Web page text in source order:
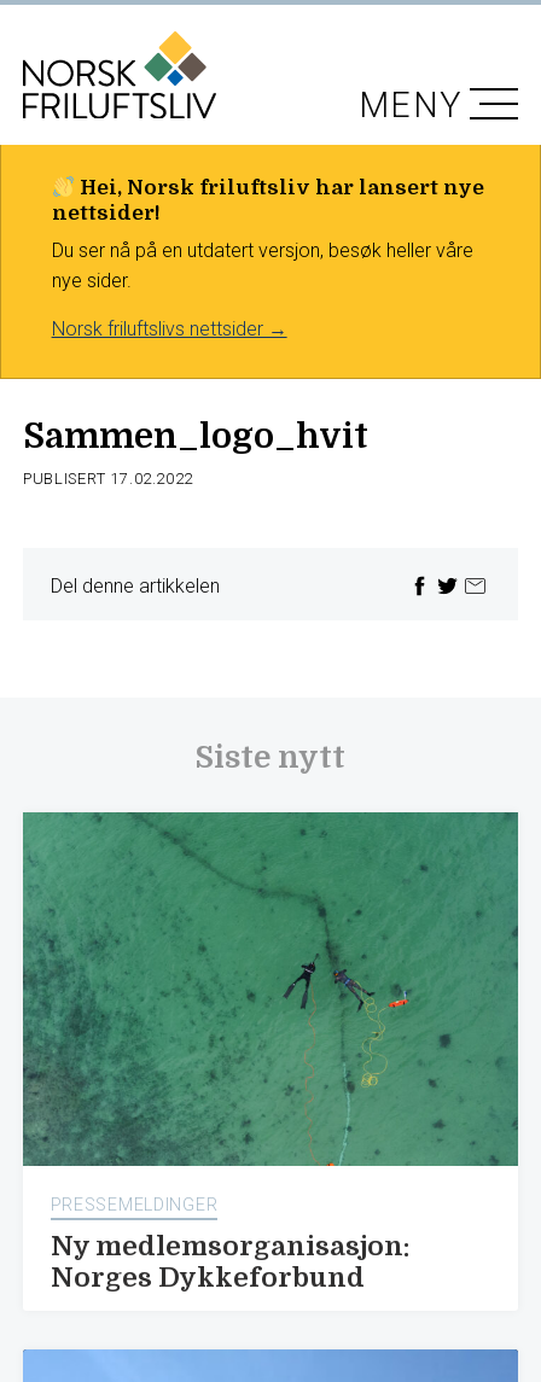
Hei, Norsk friluftsliv har lansert nye
nettsider!
Du ser nå på en utdatert versjon, besøk heller våre
nye sider.
Norsk friluftslivs nettsider →
MENY
Sammen_logo_hvit
PUBLISERT 17.02.2022
Del denne artikkelen
Siste nytt
PRESSEMELDINGER
Ny medlemsorganisasjon:
Norges Dykkeforbund